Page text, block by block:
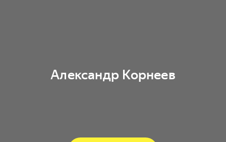
Александр Корнеев